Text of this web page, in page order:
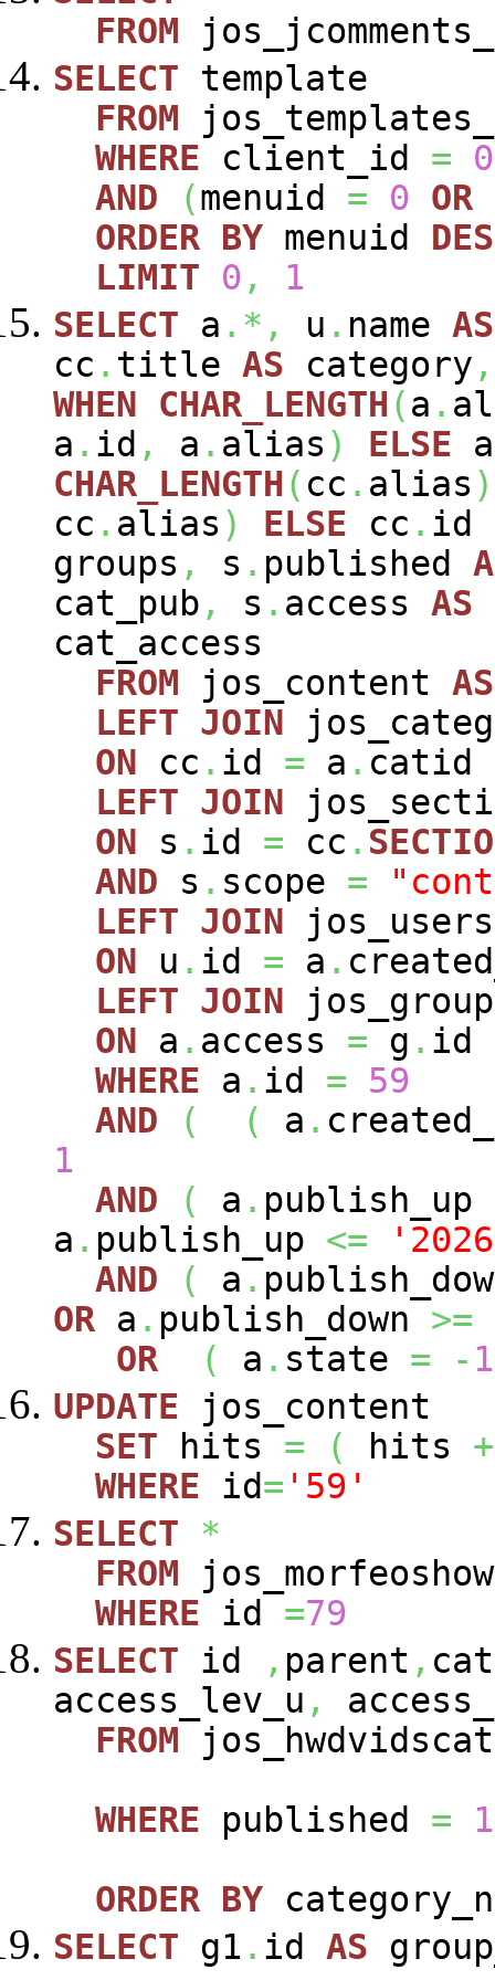
FROM
SELECT template
FROM
WHERE client_id =
0
AND
(menuid = 0 OR
ORDER BY menuid
LIMIT
0 ,
1
SELECT a .*, u . name AS
cc . title AS category ,
WHEN
CHAR_LENGTH(a .
a . id , a . alias ) ELSE a
CHAR_LENGTH( cc . alias )
cc . alias ) ELSE cc . id
groups , s . published
cat_pub , s . access AS
cat_access
FROM jos_content AS
LEFT JOIN
ON cc . id = a . catid
LEFT JOIN
ON s . id = cc .
AND s . scope =
LEFT JOIN
ON u . id = a .
LEFT JOIN
ON a . access = g . id
WHERE a . id =
59
AND
( ( a .
1
AND
( a . publish_up
a . publish_up <=
AND
( a .
OR a . publish_down >=
OR
( a . state = - 1
UPDATE jos_content
SET hits = ( hits +
WHERE id= '59'
SELECT
*
FROM jos_morfeoshow
WHERE id =79
SELECT id , parent ,
access_lev_u ,
FROM
WHERE published =
1
ORDER BY
SELECT g1 . id AS